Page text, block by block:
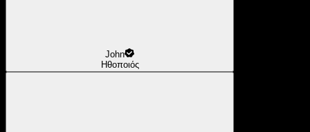
John
Ηθοποιός